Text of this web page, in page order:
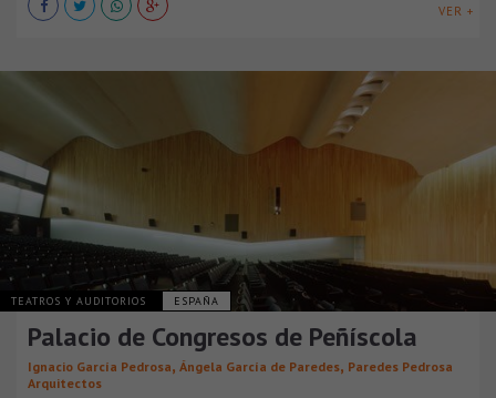
VER +
TEATROS Y AUDITORIOS ESPAÑA
Palacio de Congresos de Peñíscola
Ignacio García Pedrosa, Ángela García de Paredes, Paredes Pedrosa
Arquitectos